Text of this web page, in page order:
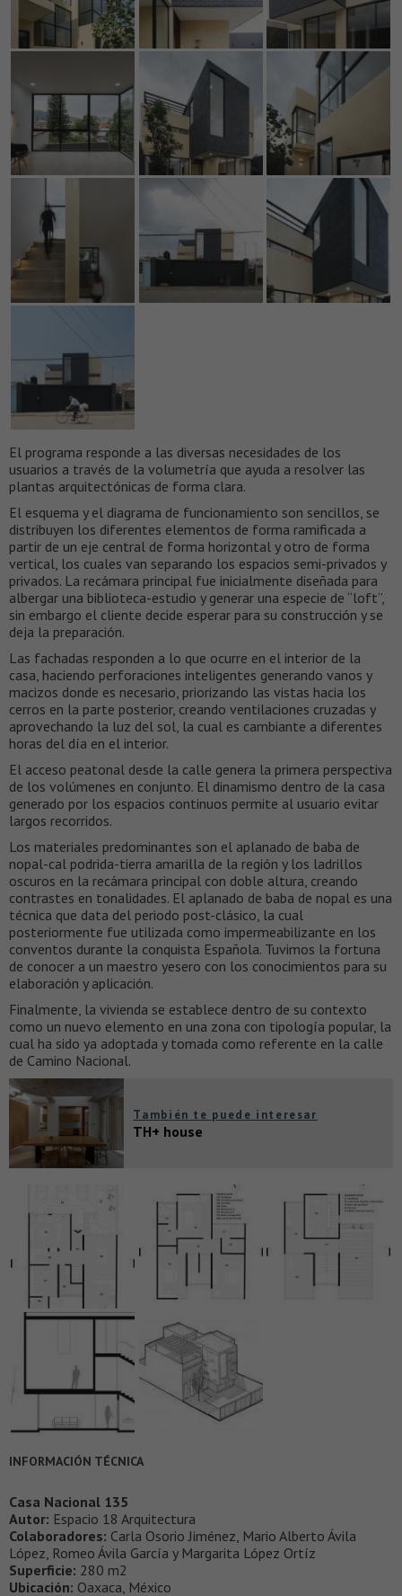
El programa responde a las diversas necesidades de los
usuarios a través de la volumetría que ayuda a resolver las
plantas arquitectónicas de forma clara.
El esquema y el diagrama de funcionamiento son sencillos, se
distribuyen los diferentes elementos de forma ramificada a
partir de un eje central de forma horizontal y otro de forma
vertical, los cuales van separando los espacios semi-privados y
privados. La recámara principal fue inicialmente diseñada para
albergar una biblioteca-estudio y generar una especie de “loft”,
sin embargo el cliente decide esperar para su construcción y se
deja la preparación.
Las fachadas responden a lo que ocurre en el interior de la
casa, haciendo perforaciones inteligentes generando vanos y
macizos donde es necesario, priorizando las vistas hacia los
cerros en la parte posterior, creando ventilaciones cruzadas y
aprovechando la luz del sol, la cual es cambiante a diferentes
horas del día en el interior.
El acceso peatonal desde la calle genera la primera perspectiva
de los volúmenes en conjunto. El dinamismo dentro de la casa
generado por los espacios continuos permite al usuario evitar
largos recorridos.
Los materiales predominantes son el aplanado de baba de
nopal-cal podrida-tierra amarilla de la región y los ladrillos
oscuros en la recámara principal con doble altura, creando
contrastes en tonalidades. El aplanado de baba de nopal es una
técnica que data del periodo post-clásico, la cual
posteriormente fue utilizada como impermeabilizante en los
conventos durante la conquista Española. Tuvimos la fortuna
de conocer a un maestro yesero con los conocimientos para su
elaboración y aplicación.
Finalmente, la vivienda se establece dentro de su contexto
como un nuevo elemento en una zona con tipología popular, la
cual ha sido ya adoptada y tomada como referente en la calle
de Camino Nacional.
También te puede interesar
TH+ house
INFORMACIÓN TÉCNICA
Casa Nacional 135
Autor: Espacio 18 Arquitectura
Colaboradores: Carla Osorio Jiménez, Mario Alberto Ávila
López, Romeo Ávila García y Margarita López Ortíz
Superficie: 280 m2
Ubicación: Oaxaca, México